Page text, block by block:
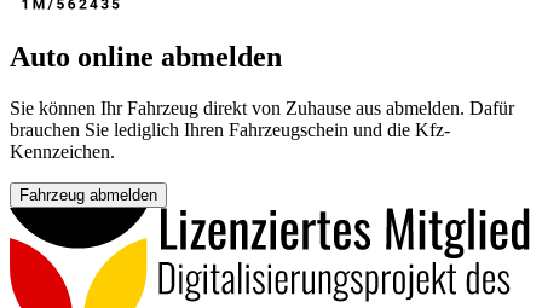
Auto online abmelden
Sie können Ihr Fahrzeug direkt von Zuhause aus abmelden. Dafür
brauchen Sie lediglich Ihren Fahrzeugschein und die Kfz-
Kennzeichen.
Fahrzeug abmelden